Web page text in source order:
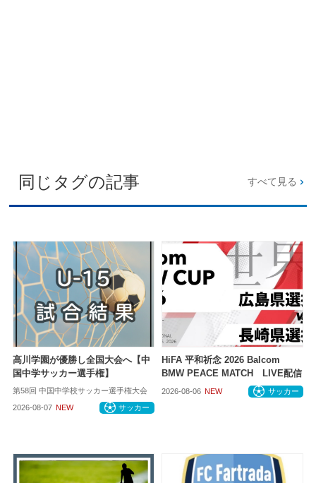
同じタグの記事 すべて見る
高川学園が優勝し全国大会へ【中
国中学サッカー選手権】
第58回 中国中学校サッカー選手権大会
2026-08-07 NEW サッカー
HiFA 平和祈念 2026 Balcom
BMW PEACE MATCH LIVE配信
2026-08-06 NEW サッカー